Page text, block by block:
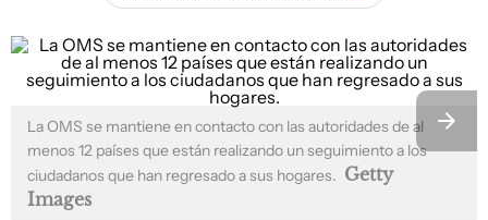
La OMS se mantiene en contacto con las autoridades de al
menos 12 países que están realizando un seguimiento a los
ciudadanos que han regresado a sus hogares. Getty
Images